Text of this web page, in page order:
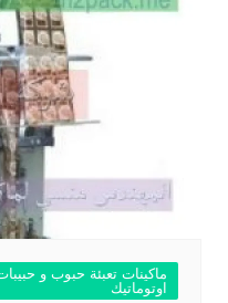
ماكينات تعبئة حبوب و
اوتوماتيك